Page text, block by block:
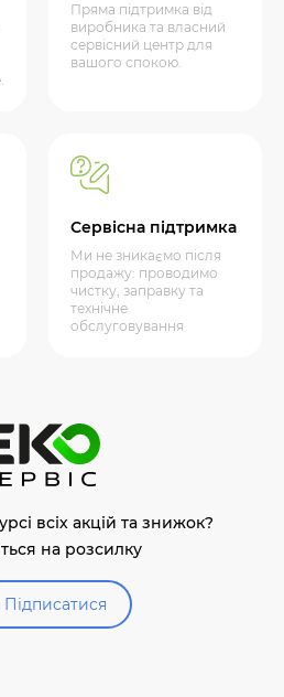
Пряма підтримка від
виробника та власний
сервісний центр для
вашого спокою.
Сервісна підтримка
Ми не зникаємо після
продажу: проводимо
чистку, заправку та
технічне
обслуговування
всіх акцій та знижок?
на розсилку
Підписатися